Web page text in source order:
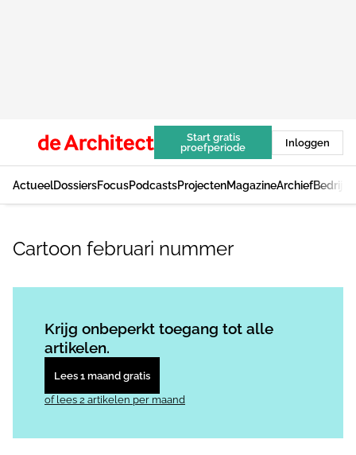
Start gratis
proefperiode
Inloggen
ActueelDossiersFocusPodcastsProjectenMagazineArchief
Cartoon februari nummer
Krijg onbeperkt toegang tot alle
artikelen.
Lees 1 maand gratis
of lees 2 artikelen per maand